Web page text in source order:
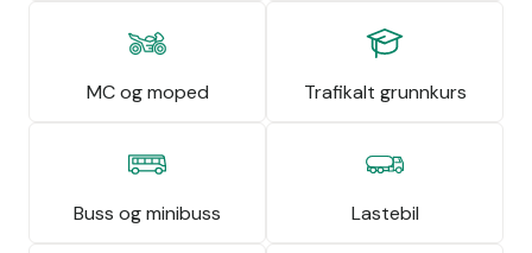
MC og moped Trafikalt grunnkurs
Buss og minibuss Lastebil